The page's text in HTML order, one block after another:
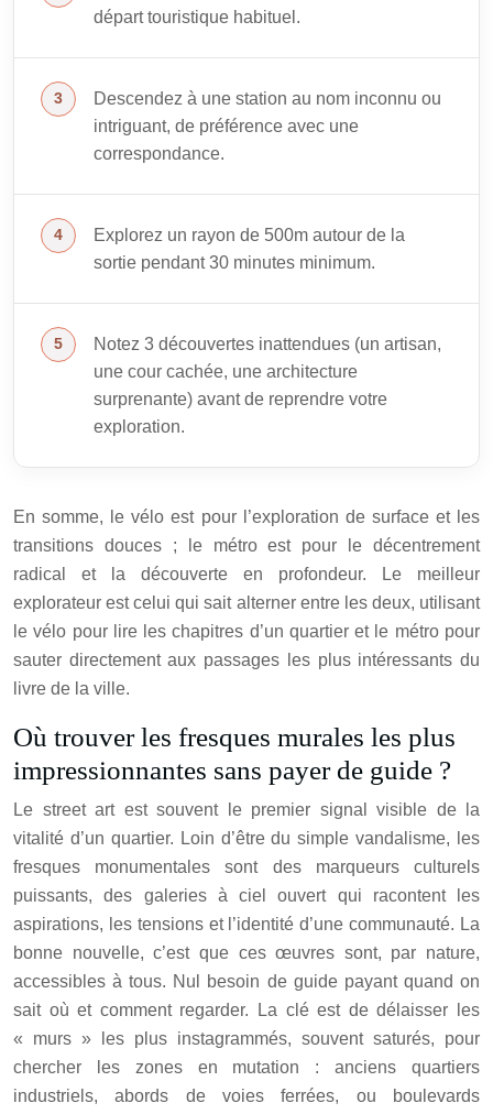
départ touristique habituel.
Descendez à une station au nom inconnu ou
intriguant, de préférence avec une
correspondance.
Explorez un rayon de 500m autour de la
sortie pendant 30 minutes minimum.
Notez 3 découvertes inattendues (un artisan,
une cour cachée, une architecture
surprenante) avant de reprendre votre
exploration.
En somme, le vélo est pour l’exploration de surface et les
transitions douces ; le métro est pour le décentrement
radical et la découverte en profondeur. Le meilleur
explorateur est celui qui sait alterner entre les deux, utilisant
le vélo pour lire les chapitres d’un quartier et le métro pour
sauter directement aux passages les plus intéressants du
livre de la ville.
Où trouver les fresques murales les plus
impressionnantes sans payer de guide ?
Le street art est souvent le premier signal visible de la
vitalité d’un quartier. Loin d’être du simple vandalisme, les
fresques monumentales sont des marqueurs culturels
puissants, des galeries à ciel ouvert qui racontent les
aspirations, les tensions et l’identité d’une communauté. La
bonne nouvelle, c’est que ces œuvres sont, par nature,
accessibles à tous. Nul besoin de guide payant quand on
sait où et comment regarder. La clé est de délaisser les
« murs » les plus instagrammés, souvent saturés, pour
chercher les zones en mutation : anciens quartiers
industriels, abords de voies ferrées, ou boulevards